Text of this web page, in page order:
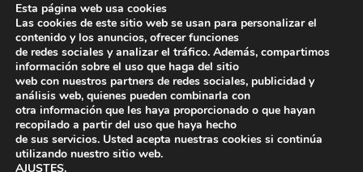
durante el año 2019. Para ello ha contado con el
apoyo del
Programa InnoXport de la Cámara de Comercio
de Almería.
Una manera de hacer Europa
Proyecto financiado por elFondo Europeo de
Desarrollo Regional
Esta página web usa cookies
Las cookies de este sitio web se usan para personalizar el
contenido y los anuncios, ofrecer funciones
de redes sociales y analizar el tráfico. Además, compartimos
información sobre el uso que haga del sitio
web con nuestros partners de redes sociales, publicidad y
análisis web, quienes pueden combinarla con
otra información que les haya proporcionado o que hayan
recopilado a partir del uso que haya hecho
de sus servicios. Usted acepta nuestras cookies si continúa
utilizando nuestro sitio web.
AJUSTES.